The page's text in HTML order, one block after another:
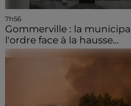
7h56
Gommerville : la
l'ordre face à la hausse...